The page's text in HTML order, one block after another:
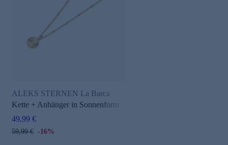
ALEKS STERNEN La Barca
Kette + Anhänger in Sonnenform
49,99 €
59,99 € -16%